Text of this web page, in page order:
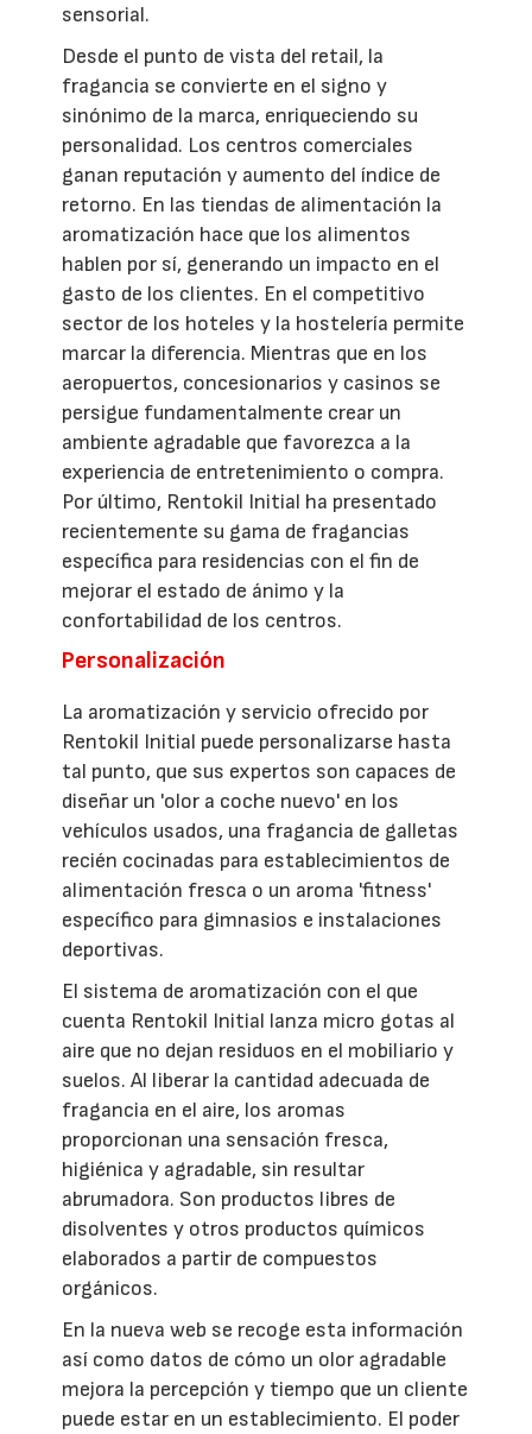
sensorial.
Desde el punto de vista del retail, la
fragancia se convierte en el signo y
sinónimo de la marca, enriqueciendo su
personalidad. Los centros comerciales
ganan reputación y aumento del índice de
retorno. En las tiendas de alimentación la
aromatización hace que los alimentos
hablen por sí, generando un impacto en el
gasto de los clientes. En el competitivo
sector de los hoteles y la hostelería permite
marcar la diferencia. Mientras que en los
aeropuertos, concesionarios y casinos se
persigue fundamentalmente crear un
ambiente agradable que favorezca a la
experiencia de entretenimiento o compra.
Por último, Rentokil Initial ha presentado
recientemente su gama de fragancias
específica para residencias con el fin de
mejorar el estado de ánimo y la
confortabilidad de los centros.
Personalización
La aromatización y servicio ofrecido por
Rentokil Initial puede personalizarse hasta
tal punto, que sus expertos son capaces de
diseñar un 'olor a coche nuevo' en los
vehículos usados, una fragancia de galletas
recién cocinadas para establecimientos de
alimentación fresca o un aroma 'fitness'
específico para gimnasios e instalaciones
deportivas.
El sistema de aromatización con el que
cuenta Rentokil Initial lanza micro gotas al
aire que no dejan residuos en el mobiliario y
suelos. Al liberar la cantidad adecuada de
fragancia en el aire, los aromas
proporcionan una sensación fresca,
higiénica y agradable, sin resultar
abrumadora. Son productos libres de
disolventes y otros productos químicos
elaborados a partir de compuestos
orgánicos.
En la nueva web se recoge esta información
así como datos de cómo un olor agradable
mejora la percepción y tiempo que un cliente
puede estar en un establecimiento. El poder